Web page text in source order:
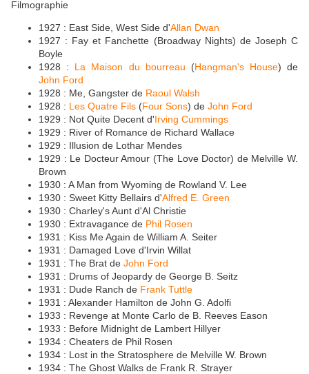
Filmographie
1927 : East Side, West Side d'Allan Dwan
1927 : Fay et Fanchette (Broadway Nights) de Joseph C
Boyle
1928 : La Maison du bourreau (Hangman's House) de
John Ford
1928 : Me, Gangster de Raoul Walsh
1928 : Les Quatre Fils (Four Sons) de John Ford
1929 : Not Quite Decent d'Irving Cummings
1929 : River of Romance de Richard Wallace
1929 : Illusion de Lothar Mendes
1929 : Le Docteur Amour (The Love Doctor) de Melville W.
Brown
1930 : A Man from Wyoming de Rowland V. Lee
1930 : Sweet Kitty Bellairs d'Alfred E. Green
1930 : Charley's Aunt d'Al Christie
1930 : Extravagance de Phil Rosen
1931 : Kiss Me Again de William A. Seiter
1931 : Damaged Love d'Irvin Willat
1931 : The Brat de John Ford
1931 : Drums of Jeopardy de George B. Seitz
1931 : Dude Ranch de Frank Tuttle
1931 : Alexander Hamilton de John G. Adolfi
1933 : Revenge at Monte Carlo de B. Reeves Eason
1933 : Before Midnight de Lambert Hillyer
1934 : Cheaters de Phil Rosen
1934 : Lost in the Stratosphere de Melville W. Brown
1934 : The Ghost Walks de Frank R. Strayer